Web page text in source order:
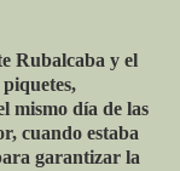
Rubalcaba y el
mismo día de las
cuando estaba
garantizar la